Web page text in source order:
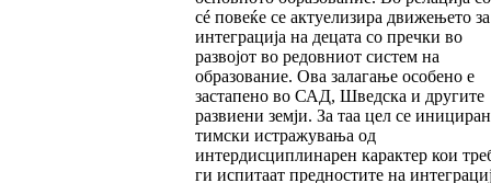
сé повеќе се актуелизира движењето за
интеграција на децата со пречки во
развојот во редовниот систем на
образование. Ова залагање особено е
застапено во САД, Шведска и другите
развиени земји. За таа цел се
тимски истражувања од
интердисциплинарен карактер кои
ги испитаат предностите на